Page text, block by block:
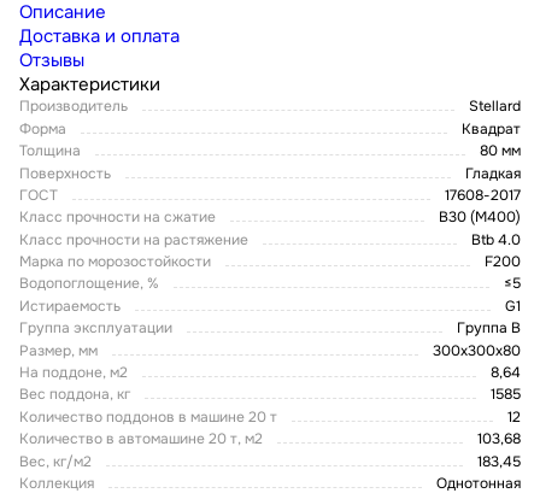
Описание
Доставка и оплата
Отзывы
Характеристики
Производитель
Stellard
Форма
Квадрат
Толщина
80 мм
Поверхность
Гладкая
ГОСТ
17608-2017
Класс прочности на сжатие
В30 (М400)
Класс прочности на растяжение
Btb 4.0
Марка по морозостойкости
F200
Водопоглощение, %
≤5
Истираемость
G1
Группа эксплуатации
Группа В
Размер, мм
300х300х80
На поддоне, м2
8,64
Вес поддона, кг
1585
Количество поддонов в машине 20 т
12
Количество в автомашине 20 т, м2
103,68
Вес, кг/м2
183,45
Коллекция
Однотонная